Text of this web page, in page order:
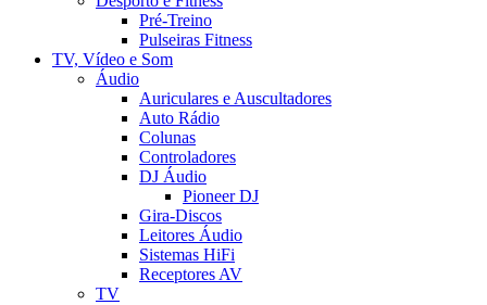
Pré-Treino
Pulseiras Fitness
TV, Vídeo e Som
Áudio
Auriculares e Auscultadores
Auto Rádio
Colunas
Controladores
DJ Áudio
Pioneer DJ
Gira-Discos
Leitores Áudio
Sistemas HiFi
Receptores AV
TV